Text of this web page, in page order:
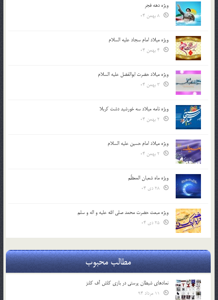
ویژه دهه فجر
ویژه میلاد امام سجاد علیه السلام
ویژه میلاد حضرت ابوالفضل علیه السلام
ویژه نامه میلاد سه خورشید دشت کربلا
ویژه میلاد امام حسین علیه السلام
ویژه ماه شعبان المعظّم
ویژه مبعث حضرت محمد صلی الله علیه و اله و سلم
مطالب محبوب
نمادهای شیطان پرستی در بازی کلش آف کلنز